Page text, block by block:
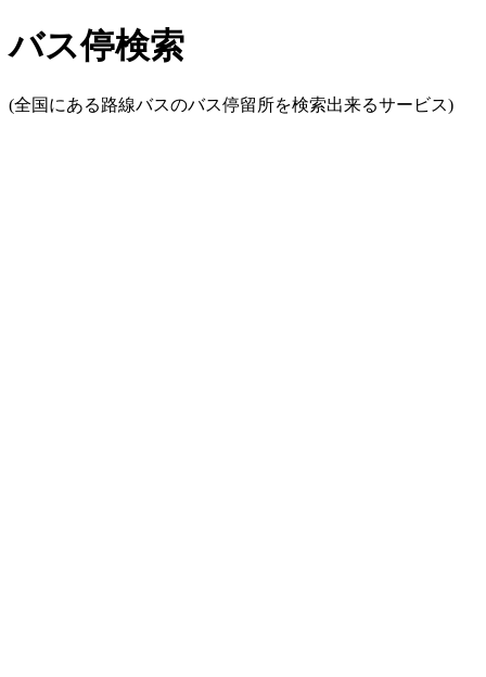
バス停検索
(全国にある路線バスのバス停留所を検索出来るサービス)